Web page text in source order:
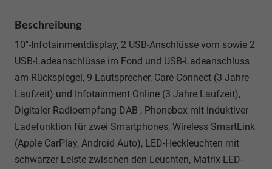
Beschreibung
10''-Infotainmentdisplay, 2 USB-Anschlüsse vorn sowie 2
USB-Ladeanschlüsse im Fond und USB-Ladeanschluss
am Rückspiegel, 9 Lautsprecher, Care Connect (3 Jahre
Laufzeit) und Infotainment Online (3 Jahre Laufzeit),
Digitaler Radioempfang DAB , Phonebox mit induktiver
Ladefunktion für zwei Smartphones, Wireless SmartLink
(Apple CarPlay, Android Auto), LED-Heckleuchten mit
schwarzer Leiste zwischen den Leuchten, Matrix-LED-